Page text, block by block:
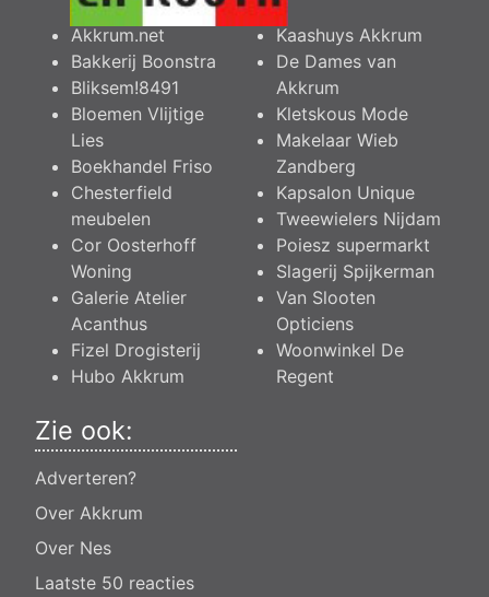
Akkrum.net
Bakkerij Boonstra
Bliksem!8491
Bloemen Vlijtige
Lies
Boekhandel Friso
Chesterfield
meubelen
Cor Oosterhoff
Woning
Galerie Atelier
Acanthus
Fizel Drogisterij
Hubo Akkrum
Kaashuys Akkrum
De Dames van
Akkrum
Kletskous Mode
Makelaar Wieb
Zandberg
Kapsalon Unique
Tweewielers Nijdam
Poiesz supermarkt
Slagerij Spijkerman
Van Slooten
Opticiens
Woonwinkel De
Regent
Zie ook:
Adverteren?
Over Akkrum
Over Nes
Laatste 50 reacties